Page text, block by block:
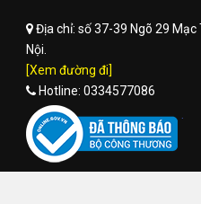
Địa chỉ: số 37-39 Ngõ 29 Mạc
Nội.
[Xem đường đi]
Hotline: 0334577086